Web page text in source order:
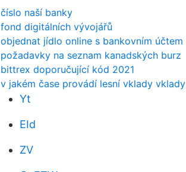
číslo naší banky
fond digitálních vývojářů
objednat jídlo online s bankovním účtem
požadavky na seznam kanadských burz
bittrex doporučující kód 2021
v jakém čase provádí lesní vklady vklady
Yt
EId
ZV